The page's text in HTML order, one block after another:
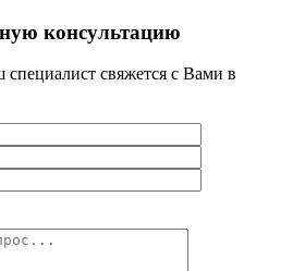
консультацию
свяжется с Вами в